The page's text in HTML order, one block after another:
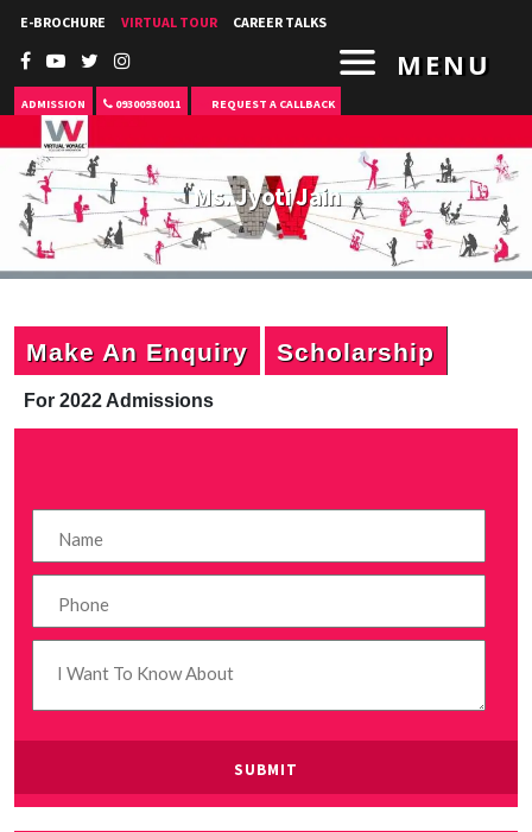
E-BROCHURE VIRTUAL TOUR CAREER TALKS
ADMISSION 09300930011 REQUEST A CALLBACK
MENU
Ms. Jyoti Jain
Make An Enquiry Scholarship
For 2022 Admissions